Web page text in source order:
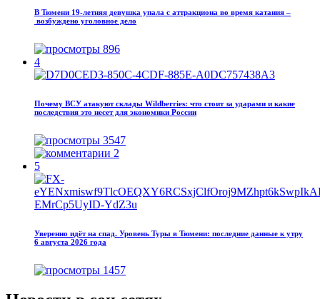
В Тюмени 19‑летняя девушка упала с аттракциона во время катания –
возбуждено уголовное дело
896
4
Почему ВСУ атакуют склады Wildberries: что стоит за ударами и какие
последствия это несет для экономики России
3547
2
5
Уверенно идёт на спад. Уровень Туры в Тюмени: последние данные к утру
6 августа 2026 года
1457